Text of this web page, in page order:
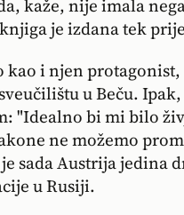
kaže, nije imala
je izdana tek
kao i njen
u Beču.
"Idealno bi mi bilo
ne možemo
sada Austrija jedina
u Rusiji.